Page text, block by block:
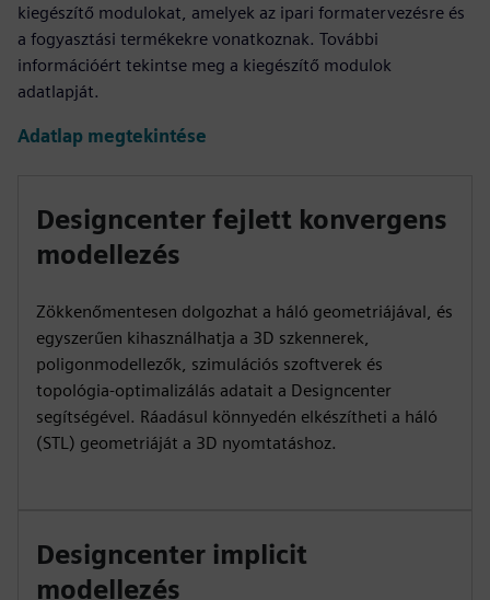
kiegészítő modulokat, amelyek az ipari formatervezésre és
a fogyasztási termékekre vonatkoznak. További
információért tekintse meg a kiegészítő modulok
adatlapját.
Adatlap megtekintése
Designcenter fejlett konvergens
modellezés
Zökkenőmentesen dolgozhat a háló geometriájával, és
egyszerűen kihasználhatja a 3D szkennerek,
poligonmodellezők, szimulációs szoftverek és
topológia-optimalizálás adatait a Designcenter
segítségével. Ráadásul könnyedén elkészítheti a háló
(STL) geometriáját a 3D nyomtatáshoz.
Designcenter implicit
modellezés